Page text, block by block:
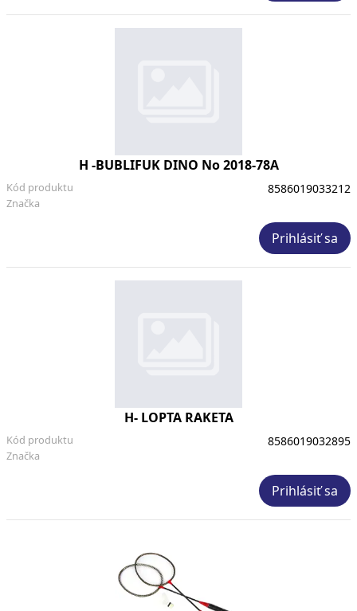
H -BUBLIFUK DINO No 2018-78A
Značka
Kód produktu 8586019033212
Prihlásiť sa
H- LOPTA RAKETA
Značka
Kód produktu 8586019032895
Prihlásiť sa